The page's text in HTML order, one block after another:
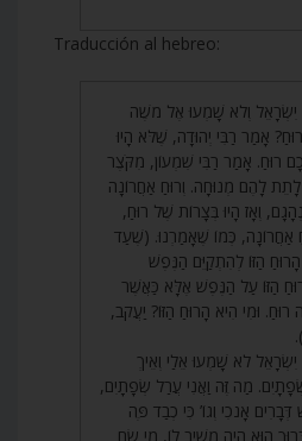
Traducción al hebreo:
יִשְׂרָאֵל וְלֹא שָׁמְעוּ אֶל מֹשֶׁה
אָמַר רַבִּי יְהוּדָה, שֶׁלֹּא הָיוּ
רוּחַ. אָמַר רַבִּי שִׁמְעוֹן, מִקֹּצֶר
לָהֶם מְנוּחָה. וְרוּחַ אַחֲרוֹנָה
וְאָז הָיוּ בְּצָרוֹת שֶׁל רוּחַ,
אַחֲרוֹנָה, כְּמוֹ שֶׁאָמַרְנוּ. (שֶׁעַד
הַזּוֹ לְהִתְקַיֵּם הַנֶּפֶשׁ
הַזּוֹ עַל הַנֶּפֶשׁ אֶלָּא כַּאֲשֶׁר
וּמִי הִיא הָרוּחַ הַזּוֹ? יַעֲקֹב,
יִשְׂרָאֵל לֹא שָׁמְעוּ אֵלַי וְאֵיךְ
מַה זֶּה וַאֲנִי עֲרַל שְׂפָתָיִם,
אָנֹכִי וְגוֹ’ כִּי כְבַד פֶּה
הוּא הָיָה מֵשִׁיב לוֹ, מִי שָׂם